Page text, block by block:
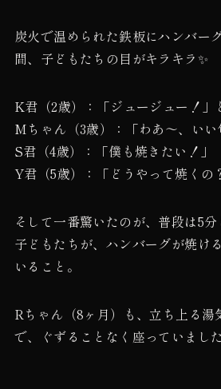
炭火で温められた鉄板にハンバー
間、子どもたちの目がキラキラ✨
K君（2歳）：「ジュージュー！」
Mちゃん（3歳）：「わあ〜、いい
S君（4歳）：「僕も焼きたい！」
Y君（5歳）：「どうやって焼くの
そして一番驚いたのが、普段は5
子どもたちが、ハンバーグが焼け
いること。
Rちゃん（8ヶ月）も、立ち上る湯
で、ぐずることなく座っていました